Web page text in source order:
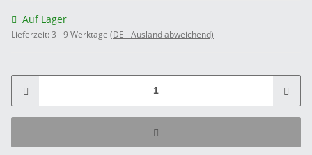
Auf Lager
Lieferzeit: 3 - 9 Werktage (DE - Ausland abweichend)